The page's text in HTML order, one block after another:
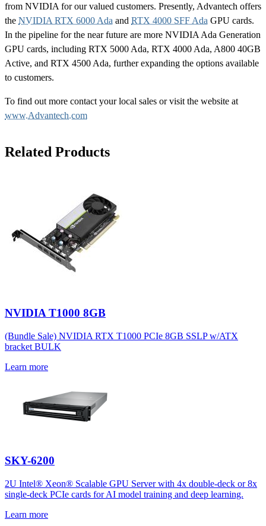
from NVIDIA for our valued customers. Presently, Advantech offers
the NVIDIA RTX 6000 Ada and RTX 4000 SFF Ada GPU cards.
In the pipeline for the near future are more NVIDIA Ada Generation
GPU cards, including RTX 5000 Ada, RTX 4000 Ada, A800 40GB
Active, and RTX 4500 Ada, further expanding the options available
to customers.
To find out more contact your local sales or visit the website at
www.Advantech.com
Related Products
NVIDIA T1000 8GB
(Bundle Sale) NVIDIA RTX T1000 PCIe 8GB SSLP w/ATX
bracket BULK
Learn more
SKY-6200
2U Intel® Xeon® Scalable GPU Server with 4x double-deck or 8x
single-deck PCIe cards for AI model training and deep learning.
Learn more